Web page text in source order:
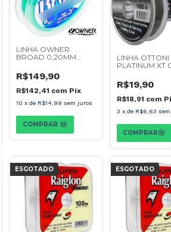
LINHA OWNER
BROAD 0,20MM
R$149,90
R$142,41 com Pix
10 x de R$14,99 sem juros
COMPRAR
LINHA OTTONI
PLATINUM XT
R$19,90
R$18,91 com
3 x de R$6,63
ESGOTADO ESGOTADO